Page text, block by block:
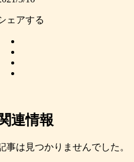
ェアする
連情報
事は見つかりませんでした。